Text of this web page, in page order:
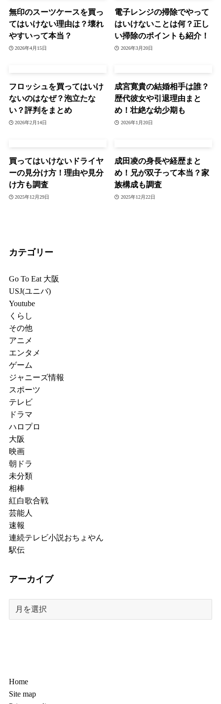
無印のスーツケースを買っ
てはいけない理由は？壊れ
やすいって本当？
2026年4月15日
電子レンジの掃除でやって
はいけないことは何？正し
い掃除のポイントも紹介！
2026年3月20日
フロッシュを買ってはいけ
ないのはなぜ？泡立たな
い？評判をまとめ
2026年2月14日
成宮寛貴の結婚相手は誰？
歴代彼女や引退理由まと
め！壮絶な幼少期も
2026年1月20日
買ってはいけないドライヤ
ーの見分け方！理由や見分
け方も調査
2025年12月29日
成田凌の身長や経歴まと
め！兄が双子って本当？家
族構成も調査
2025年12月22日
カテゴリー
Go To Eat 大阪
USJ(ユニバ)
Youtube
くらし
その他
アニメ
エンタメ
ゲーム
ジャニーズ情報
スポーツ
テレビ
ドラマ
ハロプロ
大阪
映画
朝ドラ
未分類
相棒
紅白歌合戦
芸能人
速報
連続テレビ小説おちょやん
駅伝
アーカイブ
Home
Site map